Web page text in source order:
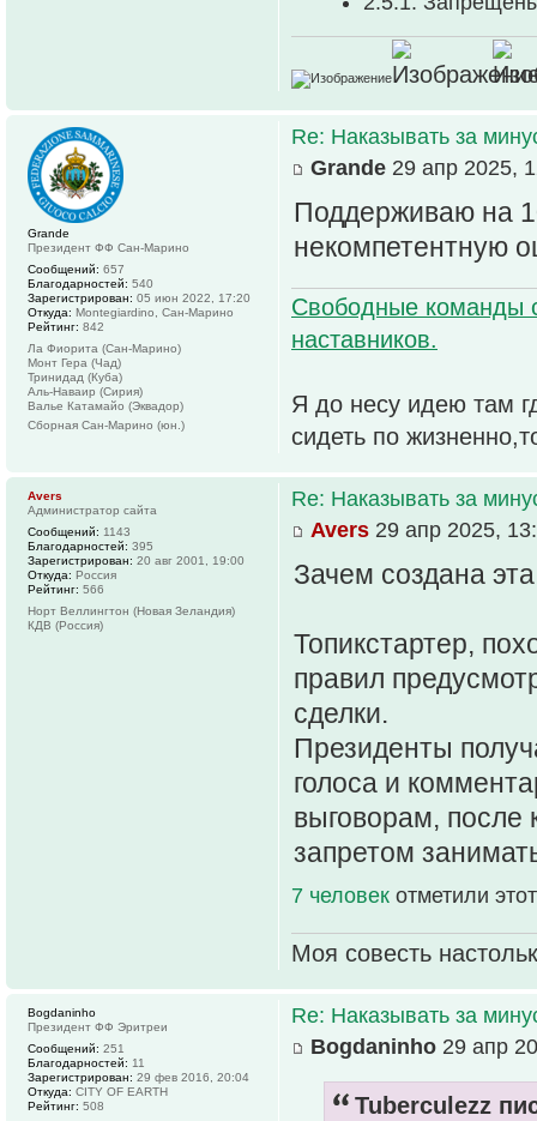
Re: Наказывать за
Grande 29 апр 2025,
Поддерживаю на
некомпетентную
Свободные команды
наставников.
Я до несу идею там
сидеть по
Grande
Президент ФФ Сан-Марино
Сообщений: 657
Благодарностей: 540
Зарегистрирован: 05 июн 2022, 17:20
Откуда: Montegiardino, Сан-Марино
Рейтинг: 842
Ла Фиорита (Сан-Марино)
Монт Гера (Чад)
Тринидад (Куба)
Аль-Наваир (Сирия)
Валье Катамайо (Эквадор)
Сборная Сан-Марино (юн.)
Re: Наказывать за
Avers 29 апр 2025,
Зачем создана
Топикстартер,
правил
сделки.
Президенты
голоса и
выговорам, после
запретом
7 человек отметили
Моя совесть
Avers
Администратор сайта
Сообщений: 1143
Благодарностей: 395
Зарегистрирован: 20 авг 2001, 19:00
Откуда: Россия
Рейтинг: 566
Норт Веллингтон (Новая Зеландия)
КДВ (Россия)
Re: Наказывать за
Bogdaninho 29 апр
Tuberculezz
Bogdaninho
Президент ФФ Эритреи
Сообщений: 251
Благодарностей: 11
Зарегистрирован: 29 фев 2016, 20:04
Откуда: CITY OF EARTH
Рейтинг: 508